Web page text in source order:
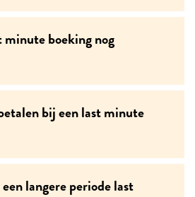
boeking nog
bij een last minute
langere periode last